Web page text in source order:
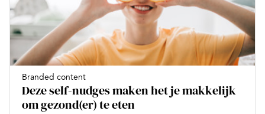
Branded content
Deze self-nudges maken het je makkelijk
om gezond(er) te eten